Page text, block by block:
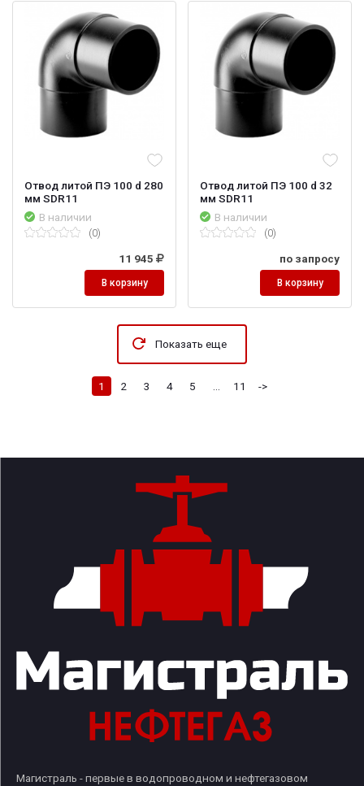
Отвод литой ПЭ 100 d 280
мм SDR11
В наличии
(0)
11 945
В корзину
Отвод литой ПЭ 100 d 32
мм SDR11
В наличии
(0)
по запросу
В корзину
Показать еще
1 2 3 4 5 11 ->
Магистраль - первые в водопроводном и нефтегазовом